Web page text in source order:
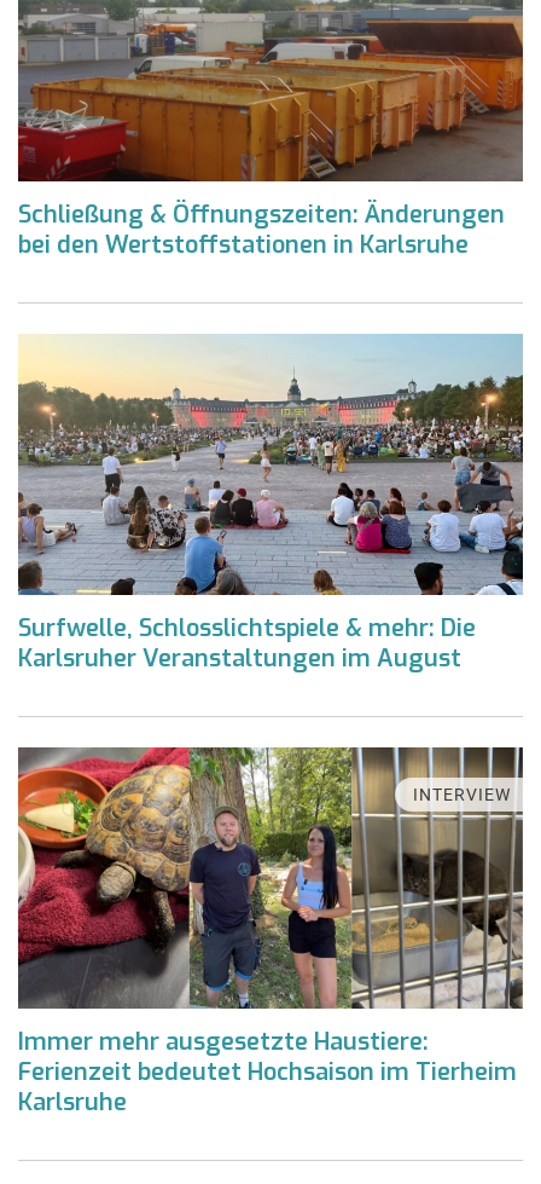
Schließung & Öffnungszeiten: Änderungen
bei den Wertstoffstationen in Karlsruhe
Surfwelle, Schlosslichtspiele & mehr: Die
Karlsruher Veranstaltungen im August
INTERVIEW
Immer mehr ausgesetzte Haustiere:
Ferienzeit bedeutet Hochsaison im Tierheim
Karlsruhe